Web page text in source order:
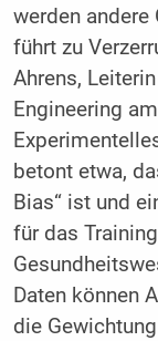
werden andere
führt zu
Ahrens,
Engineering
betont etwa,
Bias“ ist und
für das
Daten können
die